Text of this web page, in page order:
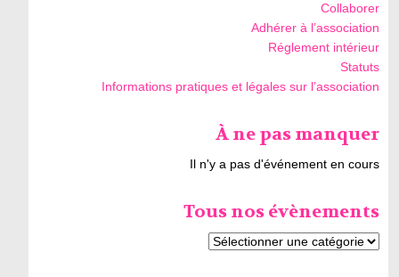
Collaborer
Adhérer à l’association
Réglement intérieur
Statuts
Informations pratiques et légales sur l’association
À ne pas manquer
Il n'y a pas d'événement en cours
Tous nos évènements